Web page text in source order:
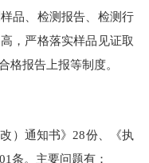
品、检测报告、检测行
，严格落实样品见证取
格报告上报等制度。
通知书》28份、《执
条。主要问题有：